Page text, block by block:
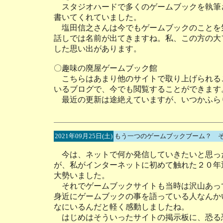
スタジオハードで多くのゲームブックを執
書いてくれていました。
塩田信之さんは今でもゲームブックのこと
話しでは名前が出てきますね。私、この方の
した思い出があります。
〇趣味の廃屋ゲームブック館
こちらはあまり他のサイトで取り上げられ
いるブログで、今でも閲覧することができます
最近の更新は途絶えていますが、いつかふ
2021年09月25日(土) もう一つのゲームブックブーム？
今は、ネットで何か発信していきたいと思
が、私がインターネットに初めて触れた２０
大勢いました。
それでゲームブックサイトも当時は沢山あ
身近にゲームブックの事を語っている人なん
なにいるんだと軽く感動しましたね。
はじめはそういったサイトの掲示板に、恐